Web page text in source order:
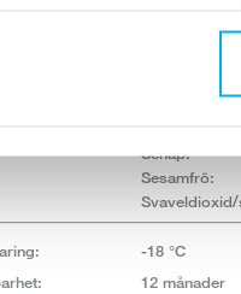
Blötdjur
Senap:
Sesamfrö:
-18 °C
12 månader